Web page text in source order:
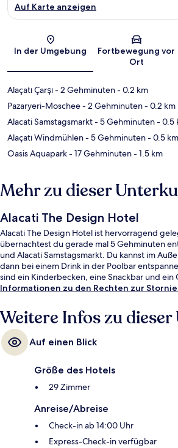
Karte
Auf Karte anzeigen
In der Umgebung
Fortbewegung vor
Ort
Alaçatı Çarşı- 2 Gehminuten- 0.2 km
Pazaryeri-Moschee- 2 Gehminuten- 0.2 km
Alacati Samstagsmarkt- 5 Gehminuten- 0.5
Alaçatı Windmühlen- 5 Gehminuten- 0.5 km
Oasis Aquapark- 17 Gehminuten- 1.5 km
Mehr zu dieser
Alacati The Design Hotel
Alacati The Design Hotel ist hervorragend
übernachtest du gerade mal 5 Gehminuten
und Alacati Samstagsmarkt. Du kannst im
dann bei einem Drink in der Poolbar
sind ein Kinderbecken, eine Snackbar und ein
Informationen zu den Rechten zur
Weitere Infos zu
Auf einen Blick
Größe des Hotels
29 Zimmer
Anreise/Abreise
Check-in ab 14:00 Uhr
Express-Check-in verfügbar